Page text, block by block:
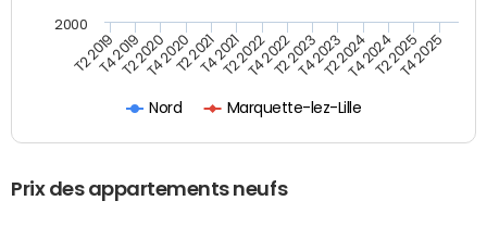
Nord Marquette-lez-Lille
T2 2019T4 2019T2 2020T4 2020T2 2021T4 2021T2 2022T4 2022T2 2023T4 2023T2 2024T4 2024T2 2025T4 2025
2000
Prix des appartements neufs